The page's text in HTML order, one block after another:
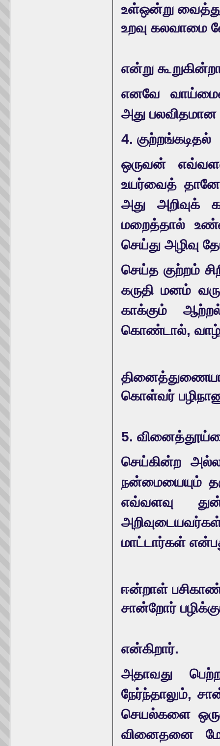
உள்ஒன்று
உறவு கலவாமை
என்று
எனவே
அது
4. குற்றங்கடிதல்
ஒருவன்
உயர்வைத் தானே
அது அறிவுக்
மறைத்தால்
செய்து அழிவு
செய்த குற்றம்
கருதி மனம்
காக்கும்
கொண்டால்,
கொள்வர்
5.
செய்கின்ற
நன்மையையும்
எவ்வளவு
மாட்டார்கள்
ஈன்றாள்
சான்றோர்
என்கிறார்.
அதாவது
நேர்ந்தாலும்,
செயல்களை
வினைதனை